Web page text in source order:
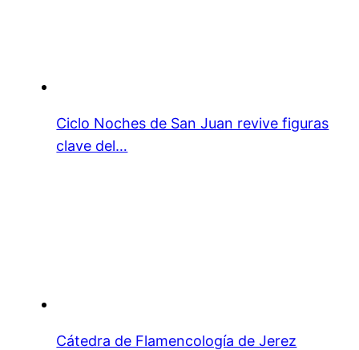
Ciclo Noches de San Juan revive figuras
clave del…
Cátedra de Flamencología de Jerez